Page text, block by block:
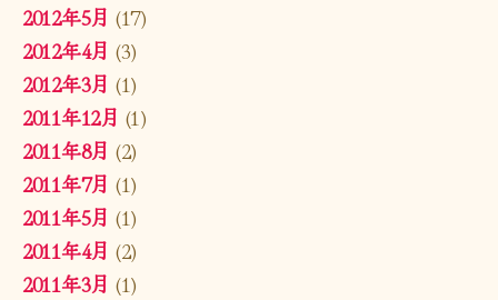
2012年5月 (17)
2012年4月 (3)
2012年3月 (1)
2011年12月 (1)
2011年8月 (2)
2011年7月 (1)
2011年5月 (1)
2011年4月 (2)
2011年3月 (1)